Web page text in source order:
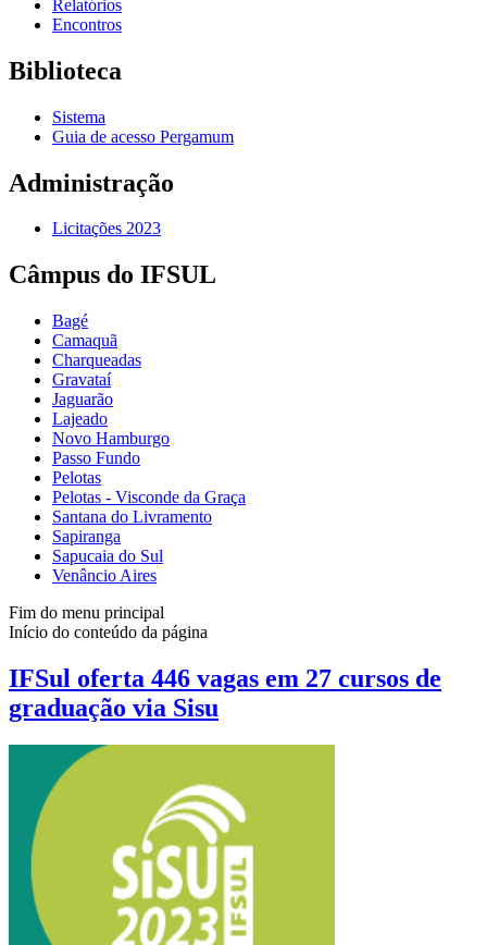
Relatórios
Encontros
Biblioteca
Sistema
Guia de acesso Pergamum
Administração
Licitações 2023
Câmpus do IFSUL
Bagé
Camaquã
Charqueadas
Gravataí
Jaguarão
Lajeado
Novo Hamburgo
Passo Fundo
Pelotas
Pelotas - Visconde da Graça
Santana do Livramento
Sapiranga
Sapucaia do Sul
Venâncio Aires
Fim do menu principal
Início do conteúdo da página
IFSul oferta 446 vagas em 27 cursos de
graduação via Sisu